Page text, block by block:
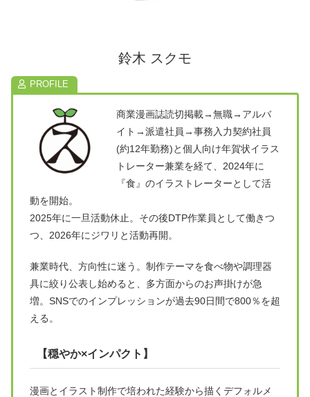
鈴木 スクモ
商業漫画誌読切掲載→無職→アルバ
イト→派遣社員→事務入力契約社員
(約12年勤務)と個人向け年賀状イラス
トレーター兼業を経て、2024年に
『食』のイラストレーターとして活
動を開始。
2025年に一旦活動休止。その後DTP作業員として働きつ
つ、2026年にジワリと活動再開。
兼業時代、方向性に迷う。制作テーマを食べ物や調理器
具に絞り公表し始めると、多方面からのお声掛けが急
増。SNSでのインプレッションが過去90日間で800％を超
える。
【穏やか×インパクト】
漫画とイラスト制作で培われた経験から描くデフォルメ